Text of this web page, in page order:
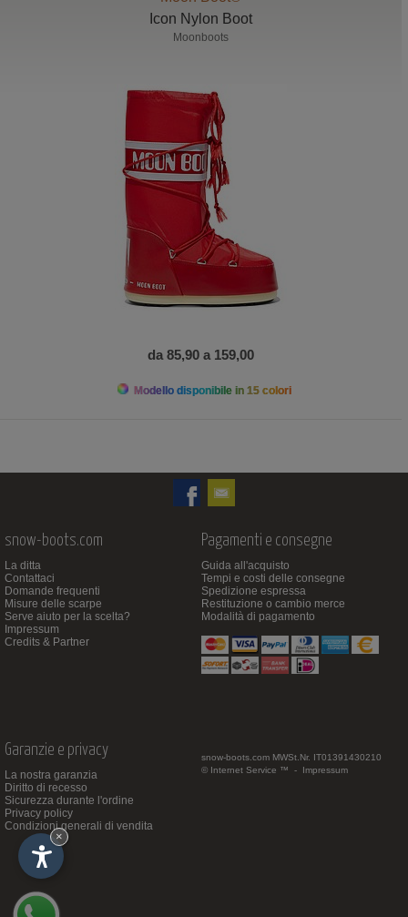
Icon Nylon Boot
Moonboots
da 85,90 a 159,00
Modello disponibile in 15 colori
snow-boots.com
La ditta
Contattaci
Domande frequenti
Misure delle scarpe
Serve aiuto per la scelta?
Impressum
Credits & Partner
Pagamenti e consegne
Guida all'acquisto
Tempi e costi delle consegne
Spedizione espressa
Restituzione o cambio merce
Modalità di pagamento
Garanzie e privacy
La nostra garanzia
Diritto di recesso
Sicurezza durante l'ordine
Privacy policy
Condizioni generali di vendita
snow-boots.com MWSt.Nr. IT01391430210
© Internet Service ™ - Impressum
×